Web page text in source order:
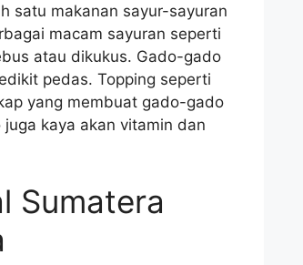
satu makanan sayur-sayuran
macam sayuran seperti
atau dikukus. Gado-gado
pedas. Topping seperti
yang membuat gado-gado
kaya akan vitamin dan
Sumatera